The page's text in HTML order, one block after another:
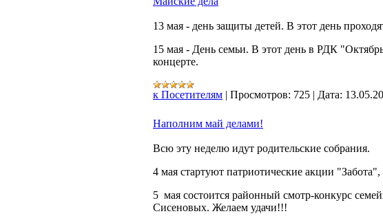
13 мая - день защиты детей. В этот день
15 мая - День семьи. В этот день в РДК
концерте.
к Посетителям | Просмотров: 725 | Дата:
Наполним май делами!
Всю эту неделю идут родительские собрания.
4 мая стартуют патриотические акции
5 мая состоится районный смотр-конкурс
Сисеновых. Желаем удачи!!!